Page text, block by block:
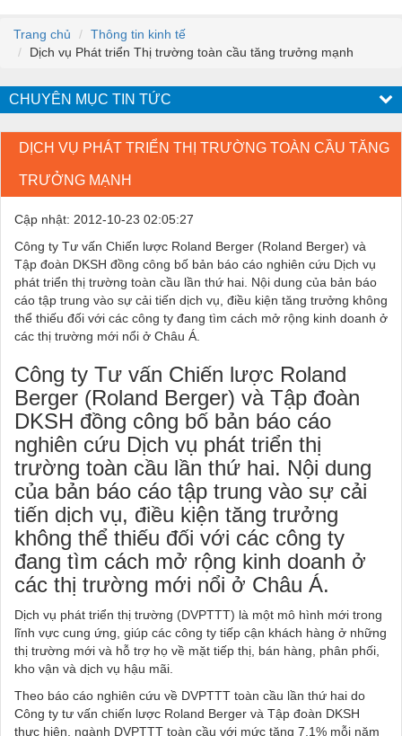
Trang chủ
Thông tin kinh tế
Dịch vụ Phát triển Thị trường toàn cầu tăng trưởng mạnh
CHUYÊN MỤC TIN TỨC
DỊCH VỤ PHÁT TRIỂN THỊ TRƯỜNG TOÀN CẦU TĂNG
TRƯỞNG MẠNH
Cập nhật: 2012-10-23 02:05:27
Công ty Tư vấn Chiến lược Roland Berger (Roland Berger) và
Tập đoàn DKSH đồng công bố bản báo cáo nghiên cứu Dịch vụ
phát triển thị trường toàn cầu lần thứ hai. Nội dung của bản báo
cáo tập trung vào sự cải tiến dịch vụ, điều kiện tăng trưởng không
thể thiếu đối với các công ty đang tìm cách mở rộng kinh doanh ở
các thị trường mới nổi ở Châu Á.
Công ty Tư vấn Chiến lược Roland
Berger (Roland Berger) và Tập đoàn
DKSH đồng công bố bản báo cáo
nghiên cứu Dịch vụ phát triển thị
trường toàn cầu lần thứ hai. Nội dung
của bản báo cáo tập trung vào sự cải
tiến dịch vụ, điều kiện tăng trưởng
không thể thiếu đối với các công ty
đang tìm cách mở rộng kinh doanh ở
các thị trường mới nổi ở Châu Á.
Dịch vụ phát triển thị trường (DVPTTT) là một mô hình mới trong
lĩnh vực cung ứng, giúp các công ty tiếp cận khách hàng ở những
thị trường mới và hỗ trợ họ về mặt tiếp thị, bán hàng, phân phối,
kho vận và dịch vụ hậu mãi.
Theo báo cáo nghiên cứu về DVPTTT toàn cầu lần thứ hai do
Công ty tư vấn chiến lược Roland Berger và Tập đoàn DKSH
thực hiện, ngành DVPTTT toàn cầu với mức tăng 7,1% mỗi năm